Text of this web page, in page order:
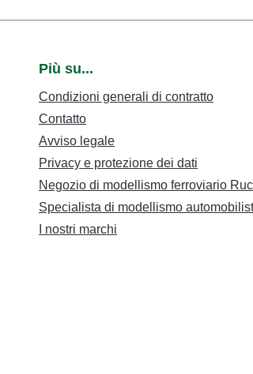
Più su...
Condizioni generali di contratto
Contatto
Avviso legale
Privacy e protezione dei dati
Negozio di modellismo ferroviario
Specialista di modellismo
I nostri marchi